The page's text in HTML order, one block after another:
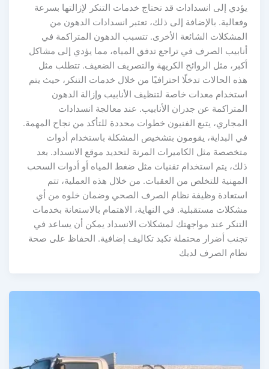
يؤدي إلى انسدادات قد تحتاج خدمات التنكر لإزالتها بسرعة
وفعالية. بالإضافة إلى ذلك، تعتبر انسدادات الدهون من
المشكلات الشائعة الأخرى. تتسبب الدهون المتراكمة في
أنابيب الصرف في تراجع تدفق المياه، مما يؤدي إلى مشاكل
أكبر، مثل الروائح الكريهة والتصريف الضعيف. تتطلب مثل
هذه الحالات تدخلًا احترافيًا من خلال خدمات التنكر، حيث يتم
استخدام معدات خاصة لتنظيف الأنابيب وإزالة الدهون
المتراكمة عن جدران الأنابيب. عند معالجة انسدادات
المجاري، يتبع الفنيون خطوات محددة للتأكد من نجاح المهمة.
في البداية، يقومون بتشخيص المشكلة باستخدام أدوات
متخصصة مثل الكاميرات المرنة لتحديد موقع الانسداد. بعد
ذلك، يتم استخدام تقنيات مثل ضغط المياه أو أدوات السحب
المهنية للتخلص من العقبات. من خلال هذه العملية، تتم
استعادة وظيفة نظام الصرف الصحي وضمان خلوه من أي
مشكلات مستقبلية. في النهاية، الاهتمام بالاستعانة بخدمات
التنكر عند مواجهتك لمشكلات الانسداد يمكن أن يساعد في
تجنب أضرار محتملة تكبد تكاليف إضافية. الحفاظ على صحة
نظام الصرف لديك